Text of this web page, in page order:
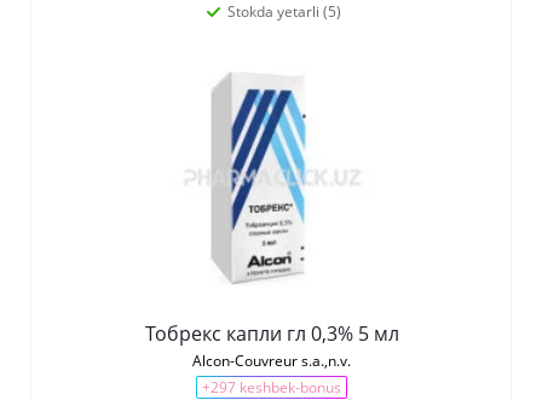
Stokda yetarli (5)
Тобрекс капли гл 0,3% 5 мл
Alcon-Couvreur s.a.,n.v.
+297 keshbek-bonus